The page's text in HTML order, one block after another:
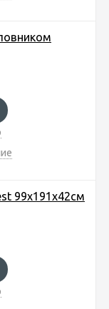
99х191х42см